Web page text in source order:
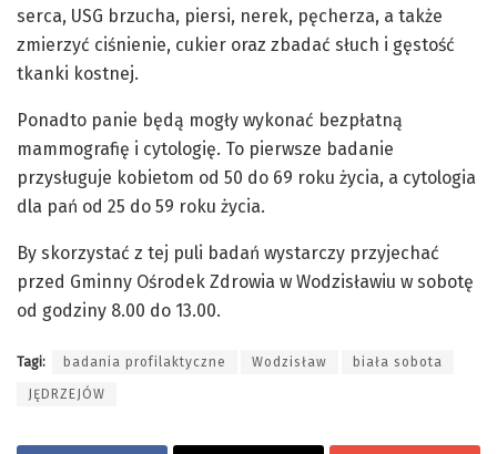
serca, USG brzucha, piersi, nerek, pęcherza, a także
zmierzyć ciśnienie, cukier oraz zbadać słuch i gęstość
tkanki kostnej.
Ponadto panie będą mogły wykonać bezpłatną
mammografię i cytologię. To pierwsze badanie
przysługuje kobietom od 50 do 69 roku życia, a cytologia
dla pań od 25 do 59 roku życia.
By skorzystać z tej puli badań wystarczy przyjechać
przed Gminny Ośrodek Zdrowia w Wodzisławiu w sobotę
od godziny 8.00 do 13.00.
Tagi: badania profilaktyczne Wodzisław biała sobota
JĘDRZEJÓW